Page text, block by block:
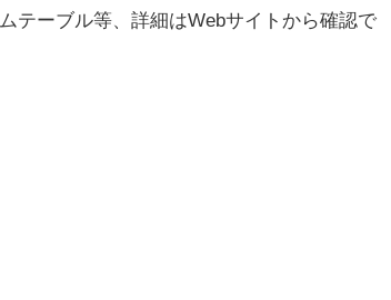
テーブル等、詳細はWebサイトから確認で